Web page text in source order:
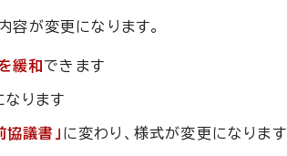
が変更になります。
緩和 できます
ります
協議書」 に変わり、様式が変更になります